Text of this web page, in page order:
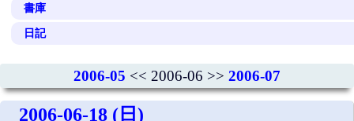
書庫
日記
2006-05 << 2006-06 >> 2006-07
2006-06-18 (日)